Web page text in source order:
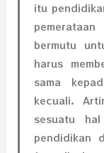
itu
bermutu
harus
sama
kecuali.
sesuatu
pendidikan